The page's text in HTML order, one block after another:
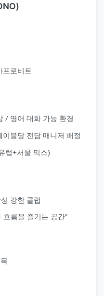
로비트
/ 영어 대화 가능 환경
블당 전담 매니저 배정
럽+서울 믹스)
강한 클럽
흐름을 즐기는 공간”